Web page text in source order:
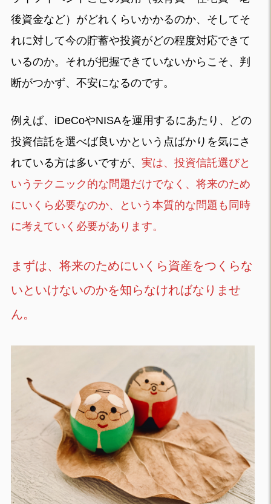
後資金など）がどれくらいかかるのか、そしてそ
れに対して今の貯蓄や投資がどの程度対応できて
いるのか。それが把握できていないからこそ、判
断がつかず、不安になるのです。
例えば、iDeCoやNISAを運用するにあたり、どの
投資信託を選べば良いかという点ばかりを気にさ
れている方は多いですが、 実は、投資信託選びと
いうテクニック的な問題だけでなく、将来のため
にいくら必要なのか、という本質的な問題も同時
に考えていく必要があります。
まずは、将来のためにいくら資産をつくらな
いといけないのかを知らなければなりませ
ん。